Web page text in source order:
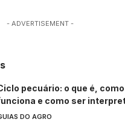
- ADVERTISEMENT -
pecuário: o que é, como
e como ser
DO AGRO